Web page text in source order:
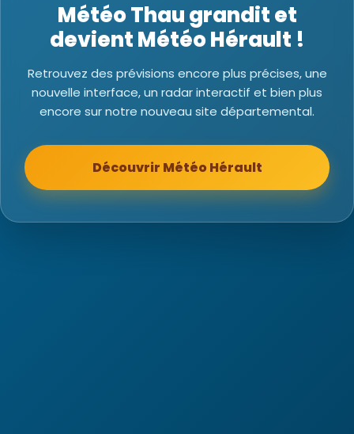
Météo Thau grandit et
devient Météo Hérault !
Retrouvez des prévisions encore plus précises, une
nouvelle interface, un radar interactif et bien plus
encore sur notre nouveau site départemental.
Découvrir Météo Hérault